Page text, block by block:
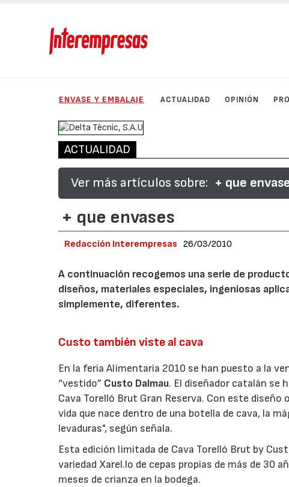
ENVASE Y EMBALAJE ACTUALIDAD OPINIÓN
ACTUALIDAD
Ver más artículos sobre: + que
+ que envases
Redacción Interempresas 26/03/2010
A continuación recogemos una serie de
diseños, materiales especiales, ingeniosas
simplemente, diferentes.
Custo también viste al cava
En la feria Alimentaria 2010 se han puesto a la
“vestido” Custo Dalmau. El diseñador catalán se
Cava Torelló Brut Gran Reserva. Con este
vida que nace dentro de una botella de cava, la
levaduras", según señala.
Esta edición limitada de Cava Torelló Brut by
variedad Xarel.lo de cepas propias de más de 30
meses de crianza en la bodega.